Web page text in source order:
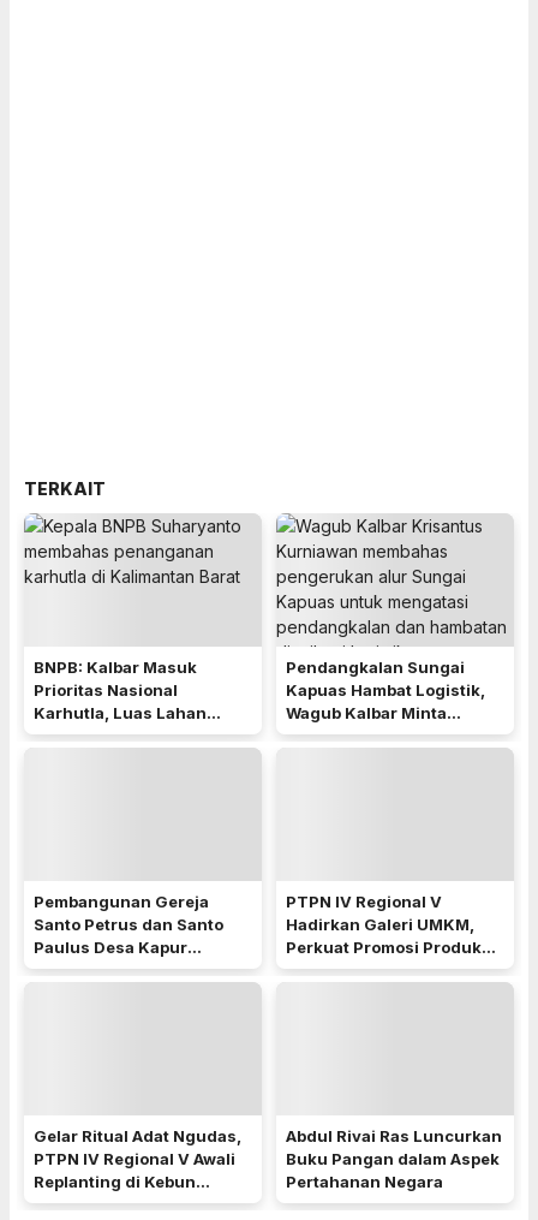
TERKAIT
BNPB: Kalbar Masuk
Prioritas Nasional
Karhutla, Luas Lahan
Terbakar Peringkat
Pendangkalan Sungai
Kapuas Hambat Logistik,
Wagub Kalbar Minta
Pengerukan Diprioritaskan
Pembangunan Gereja
Santo Petrus dan Santo
Paulus Desa Kapur
Dimulai, Pemkab Kubu
PTPN IV Regional V
Hadirkan Galeri UMKM,
Perkuat Promosi Produk
Mitra Binaan Melalui
Gelar Ritual Adat Ngudas,
PTPN IV Regional V Awali
Replanting di Kebun
Kembayan
Abdul Rivai Ras Luncurkan
Buku Pangan dalam Aspek
Pertahanan Negara